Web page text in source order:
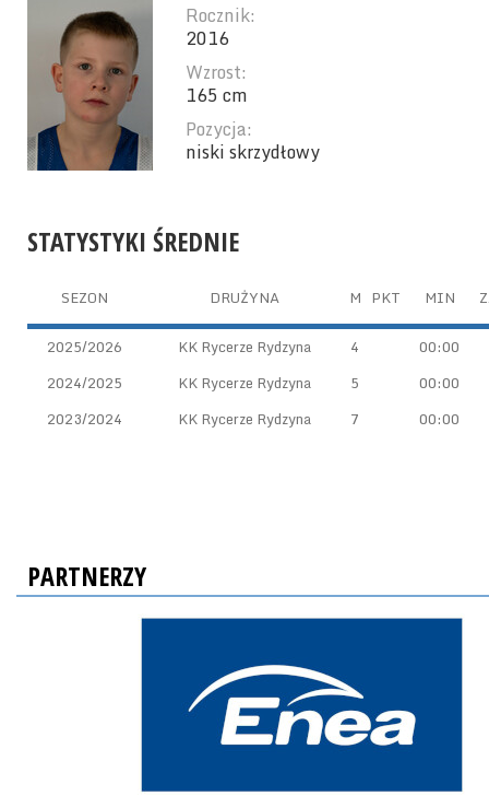
Rocznik:
2016
Wzrost:
165 cm
Pozycja:
niski skrzydłowy
STATYSTYKI ŚREDNIE
SEZON DRUŻYNA M PKT MIN
2025/2026 KK Rycerze Rydzyna 4
00:00
2024/2025
KK Rycerze Rydzyna 5
00:00
2023/2024
KK Rycerze Rydzyna 7 00:00
PARTNERZY